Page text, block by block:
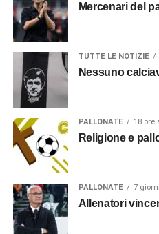
Mercenari del
TUTTE LE NOTIZIE
Nessuno
PALLONATE 18 ore
Religione e
PALLONATE 7
Allenatori